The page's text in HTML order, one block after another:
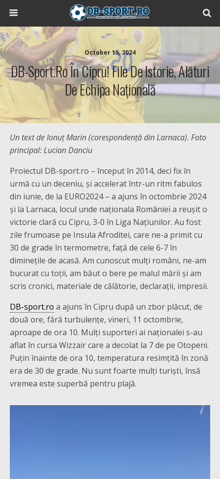
October 15, 2024
DB-Sport.ro În Cipru! File De Istorie, Alături
De Echipa Națională
Un text de Ionuț Marin (corespondență din Larnaca). Foto
principal: Lucian Danciu
Proiectul DB-sport.ro – început în 2014, deci fix în
urmă cu un deceniu, și accelerat într-un ritm fabulos
din iunie, de la EURO2024 – a ajuns în octombrie 2024
și la Larnaca, locul unde naționala României a reușit o
victorie clară cu Cipru, 3-0 în Liga Națiunilor. Au fost
zile frumoase pe Insula Afroditei, care ne-a primit cu
30 de grade în termometre, față de cele 6-7 în
diminețile de acasă. Am cunoscut mulți români, ne-am
bucurat cu toții, am băut o bere pe malul mării și am
scris cronici, materiale de călătorie, declarații, impresii.
DB-sport.ro a ajuns în Cipru după un zbor plăcut, de
două ore, fără turbulențe, vineri, 11 octombrie,
aproape de ora 10. Mulți suporteri ai naționalei s-au
aflat în cursa Wizzair care a decolat la 7 de pe Otopeni.
Puțin înainte de ora 10, temperatura resimțită în zonă
era de 30 de grade. Nu sunt foarte mulți turiști, însă
vremea este superbă pentru plajă.